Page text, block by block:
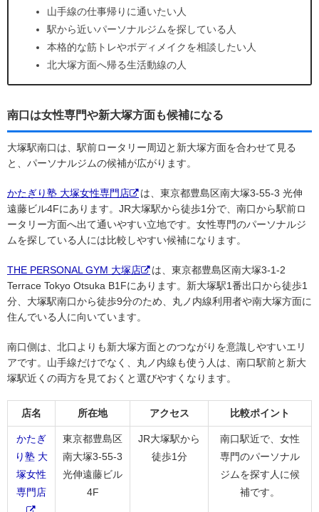
山手線の仕事帰りに通いたい人
駅から近いパーソナルジムを探している人
本格的な筋トレやボディメイクを相談したい人
北大塚方面へ帰る生活動線の人
南口は女性専門や新大塚方面も候補になる
大塚駅南口は、駅前ロータリー周辺と新大塚方面を合わせて見る
と、パーソナルジムの候補が広がります。
かたぎり塾 大塚女性専門店
は、東京都豊島区南大塚3-55-3 光伸
遠藤ビル4Fにあります。JR大塚駅から徒歩1分で、南口から駅前ロ
ータリー方面へ出て通いやすい立地です。女性専門のパーソナルジ
ムを探している人には比較しやすい候補になります。
THE PERSONAL GYM 大塚店
は、東京都豊島区南大塚3-1-2
Terrace Tokyo Otsuka B1Fにあります。新大塚駅1番出口から徒歩1
分、大塚駅南口から徒歩9分のため、丸ノ内線利用者や南大塚方面に
住んでいる人に向いています。
南口側は、北口よりも新大塚方面とのつながりを意識しやすいエリ
アです。山手線だけでなく、丸ノ内線も使う人は、南口駅前と新大
塚駅近くの両方を見ておくと選びやすくなります。
店名 所在地 アクセス 比較ポイント
かたぎ
り塾 大
塚女性
専門店
東京都豊島区
南大塚3-55-3
光伸遠藤ビル
4F
JR大塚駅から
徒歩1分
南口駅近で、女性
専門のパーソナル
ジムを探す人に候
補です。